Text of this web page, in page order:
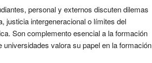
personal y externos discuten dilemas
justicia intergeneracional o límites del
Son complemento esencial a la formación
valora su papel en la formación